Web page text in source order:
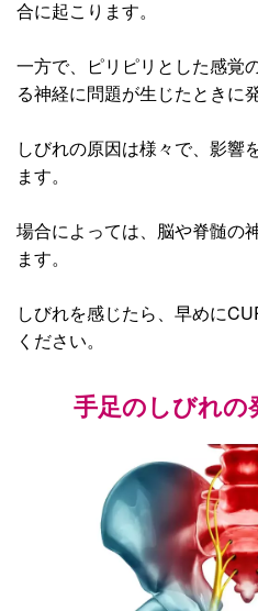
合に起こります。
一方で、ピリピリとした感覚
る神経に問題が生じたときに
しびれの原因は様々で、影響
ます。
場合によっては、脳や脊髄の
ます。
しびれを感じたら、早めに
ください。
手足のしびれの